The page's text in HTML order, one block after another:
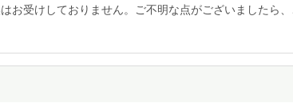
お受けしておりません。ご不明な点がございましたら